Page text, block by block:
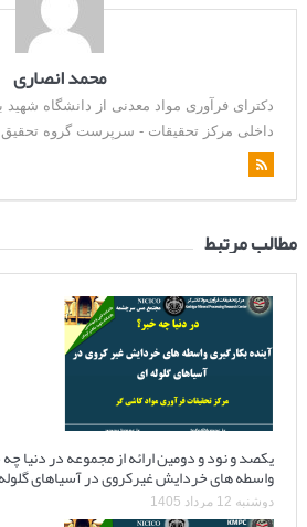
محمد انصاری
داخلی مرکز تحقیقات - سرپرست گروه تحقیق
مطالب مرتبط
یکصد و نود و دومین ارائه از مجموعه در دنیا
واسطه های خردایش غیرکروی در آسیاهای
دوشنبه 12 مرداد 1405